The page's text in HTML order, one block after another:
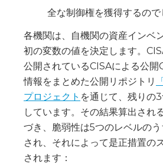
全な制御権を獲得するので
各機関は、自機関の資産インベ
初の変数の値を決定します。
公開されているCISAによる公開
情報をまとめた公開リポジトリ
プロジェクト を通じて、残りの
しています。その結果算出され
づき、脆弱性は5つのレベルの
され、それによって是正措置の
されます：